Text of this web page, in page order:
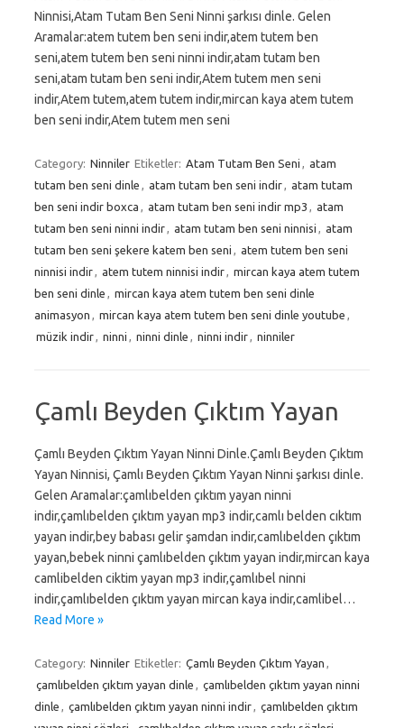
Ninnisi,Atam Tutam Ben Seni Ninni şarkısı dinle. Gelen
Aramalar:atem tutem ben seni indir,atem tutem ben
seni,atem tutem ben seni ninni indir,atam tutam ben
seni,atam tutam ben seni indir,Atem tutem men seni
indir,Atem tutem,atem tutem indir,mircan kaya atem tutem
ben seni indir,Atem tutem men seni
Category: Ninniler Etiketler: Atam Tutam Ben Seni
atam
tutam ben seni dinle
atam tutam ben seni indir
atam tutam
ben seni indir boxca
atam tutam ben seni indir mp3
atam
tutam ben seni ninni indir
atam tutam ben seni ninnisi
atam
tutam ben seni şekere katem ben seni
atem tutem ben seni
ninnisi indir
atem tutem ninnisi indir
mircan kaya atem tutem
ben seni dinle
mircan kaya atem tutem ben seni dinle
animasyon
mircan kaya atem tutem ben seni dinle youtube
müzik indir
ninni ninni dinle ninni indir ninniler
Çamlı Beyden Çıktım Yayan
Çamlı Beyden Çıktım Yayan Ninni Dinle.Çamlı Beyden Çıktım
Yayan Ninnisi, Çamlı Beyden Çıktım Yayan Ninni şarkısı dinle.
Gelen Aramalar:çamlıbelden çıktım yayan ninni
indir,çamlıbelden çıktım yayan mp3 indir,camlı belden cıktım
yayan indir,bey babası gelir şamdan indir,camlıbelden çıktım
yayan,bebek ninni çamlıbelden çıktım yayan indir,mircan kaya
camlibelden ciktim yayan mp3 indir,çamlıbel ninni
indir,çamlıbelden çıktım yayan mircan kaya indir,camlibel…
Read More »
Category: Ninniler Etiketler: Çamlı Beyden Çıktım Yayan
çamlıbelden çıktım yayan dinle
çamlıbelden çıktım yayan ninni
dinle
çamlıbelden çıktım yayan ninni indir
çamlıbelden çıktım